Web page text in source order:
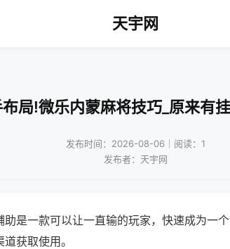
天宇网
局!微乐内蒙麻将技巧_原来有
发布时间：2026-08-06｜阅读：1
发布者：天宇网
是一款可以让一直输的玩家，快速成为一
获取使用。